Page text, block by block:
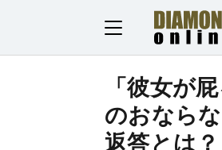
「彼女が
のおなら
返答とは？